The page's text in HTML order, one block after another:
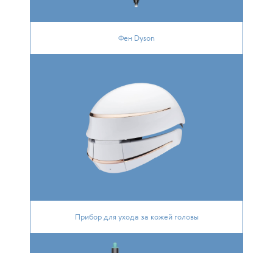
Фен Dyson
Прибор для ухода за кожей головы